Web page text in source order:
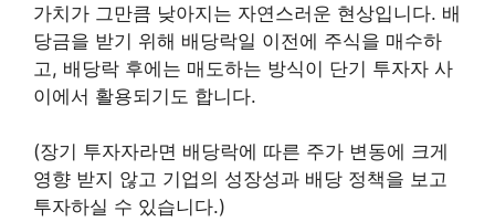
가치가 그만큼 낮아지는 자연스러운 현상입니다. 배
당금을 받기 위해 배당락일 이전에 주식을 매수하
고, 배당락 후에는 매도하는 방식이 단기 투자자 사
이에서 활용되기도 합니다.
(장기 투자자라면 배당락에 따른 주가 변동에 크게
영향 받지 않고 기업의 성장성과 배당 정책을 보고
투자하실 수 있습니다.)